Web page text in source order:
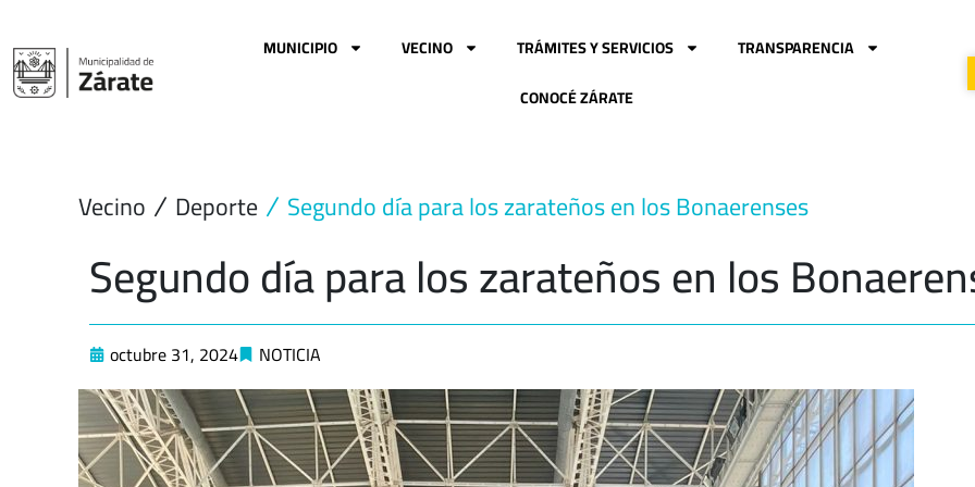
contenido
MUNICIPIO VECINO TRÁMITES Y SERVICIOS
TRANSPARENCIA
CONOCÉ ZÁRATE
Vecino Deporte Segundo día para los zarateños en los Bonaerenses
Segundo día para los zarateños en los
octubre 31, 2024 NOTICIA